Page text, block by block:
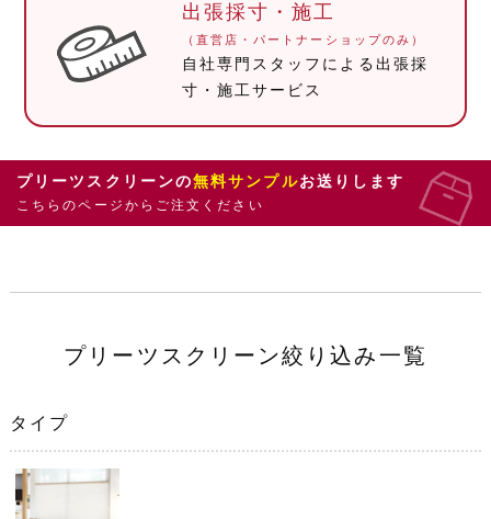
出張採寸・施工
（直営店・パートナーショップのみ）
自社専門スタッフによる出張採
寸・施工サービス
プリーツスクリーンの無料サンプルお送りします
こちらのページからご注文ください
プリーツスクリーン絞り込み一覧
タイプ